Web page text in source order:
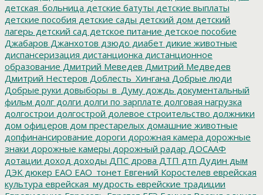
детская_больница детские батуты детские выплаты
детские пособия детские сады детский дом детский
лагерь детский сад детское питание детское пособие
Джабаров Джанхотов дзюдо диабет дикие животные
диспансеризация дистанционка дистанционное
образование Дмитрий Меведев Дмитрий Медведев
Дмитрий Нестеров Доблесть_Хингана Добрые люди
Добрые руки довыборы_в_Думу дождь документальный
фильм долг долги долги по зарплате долговая нагрузка
долгострои долгострой долевое строительство должники
дом офицеров дом престарелых домашние животные
допфинансирование дороги дорожная камера дорожные
знаки дорожные камеры дорожный радар ДОСААФ
дотации доход доходы ДПС дрова ДТП дтп Дудин дым
ДЭК дюкер ЕАО ЕАО_тонет Евгений Коростелев еврейская
культура еврейская_мудрость еврейские традиции